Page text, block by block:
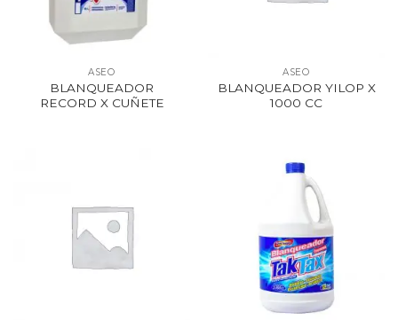
ASEO
BLANQUEADOR
RECORD X CUÑETE
ASEO
BLANQUEADOR YILOP X
1000 CC